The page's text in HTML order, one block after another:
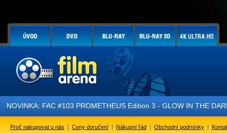
NOVINKA: FAC #103 PROMETHEUS Edition 3 - GLOW IN THE
Proč nakupovat u nás | Ceny doručení | Nákupní řád | Obchodní podmínky |